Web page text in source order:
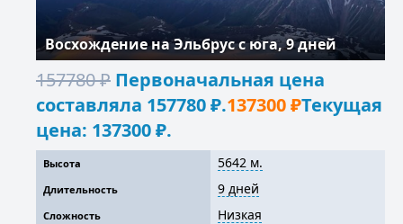
Восхождение на Эльбрус с юга, 9 дней
157780₽ Первоначальная цена
составляла 157780 ₽.137300₽Текущая
цена: 137300 ₽.
Высота 5642 м.
Длительность 9 дней
Сложность Низкая